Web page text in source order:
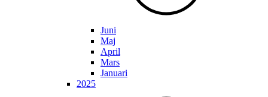
Juni
Maj
April
Mars
Januari
2025